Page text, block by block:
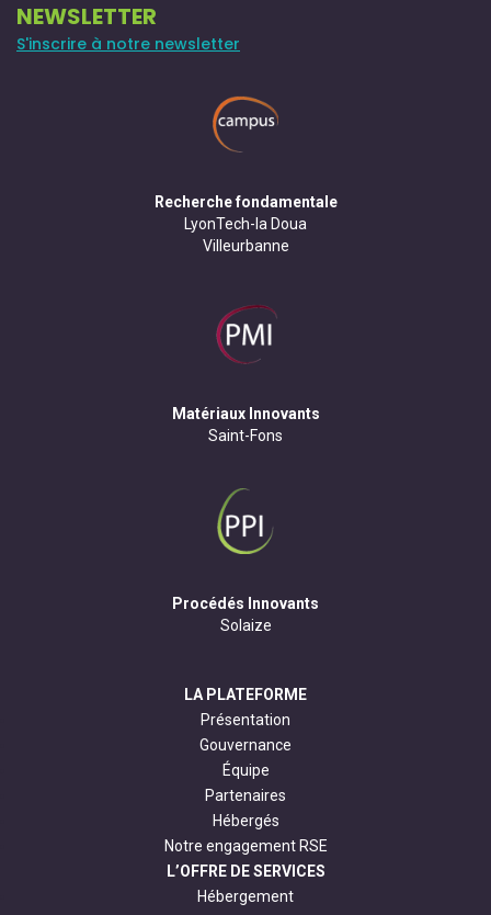
NEWSLETTER
S'inscrire à notre newsletter
Recherche fondamentale
LyonTech-la Doua
Villeurbanne
Matériaux Innovants
Saint-Fons
Procédés Innovants
Solaize
LA PLATEFORME
Présentation
Gouvernance
Équipe
Partenaires
Hébergés
Notre engagement RSE
L’OFFRE DE SERVICES
Hébergement